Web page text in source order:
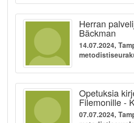
Herran
Bäckman
14.07.2024,
Opetuksia
Filemonille -
07.07.2024,